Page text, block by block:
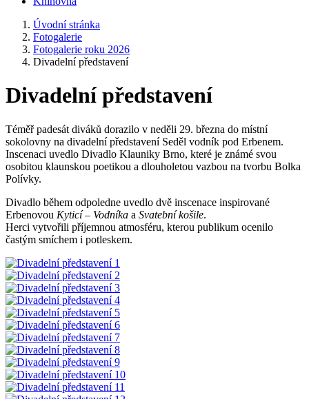
Úvodní stránka
Fotogalerie
Fotogalerie roku 2026
Divadelní představení
Divadelní představení
Téměř padesát diváků dorazilo v neděli 29. března do místní
sokolovny na divadelní představení Seděl vodník pod Erbenem.
Inscenaci uvedlo Divadlo Klauniky Brno, které je známé svou
osobitou klaunskou poetikou a dlouholetou vazbou na tvorbu Bolka
Polívky.
Divadlo během odpoledne uvedlo dvě inscenace inspirované
Erbenovou Kyticí– Vodníka a Svatební košile.
Herci vytvořili příjemnou atmosféru, kterou publikum ocenilo
častým smíchem i potleskem.